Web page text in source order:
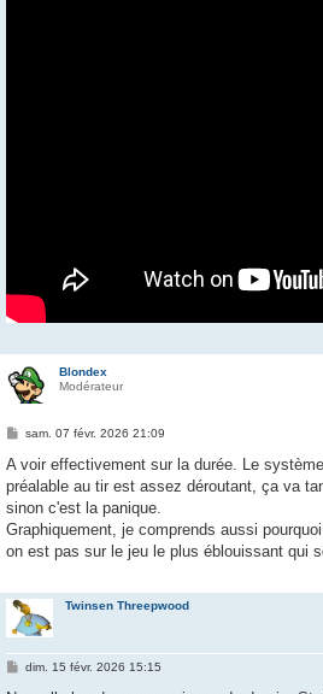
Blondex
Modérateur
M
s
a
g
sam. 07 févr. 2026 21:09
A voir effectivement sur la durée. Le
préalable au tir est assez déroutant, ça va
sinon c'est la panique.
Graphiquement, je comprends aussi
on est pas sur le jeu le plus éblouissant qui
Twinsen Threepwood
Mdim. 15 févr. 2026 15:15